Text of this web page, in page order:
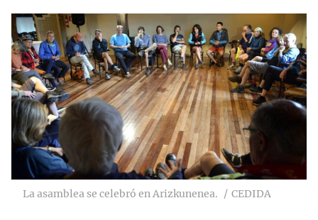
La asamblea se celebró en Arizkunenea. CEDIDA